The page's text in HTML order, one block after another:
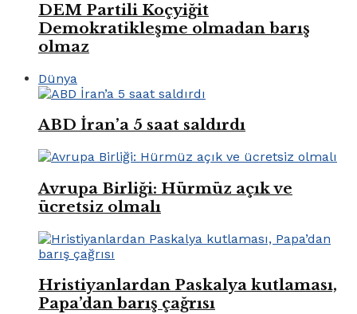
DEM Partili Koçyiğit
Demokratikleşme olmadan barış
olmaz
Dünya
ABD İran’a 5 saat saldırdı
Avrupa Birliği: Hürmüz açık ve
ücretsiz olmalı
Hristiyanlardan Paskalya kutlaması,
Papa’dan barış çağrısı